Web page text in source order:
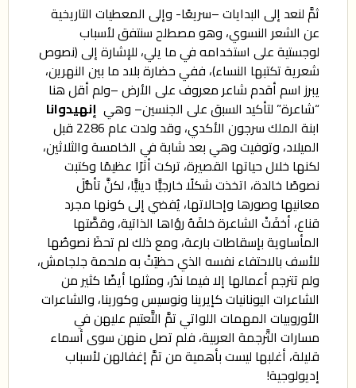
ثمَّ لنعد إلى البدايات –سريعًا- وإلى المعطيات التاريخية
عن الشعر النسوي، وهو مصطلح سنتفق لأسباب
لوجستية على استخدامه في ما يلي، للإشارة إلى (نصوص
شعرية تكتبها النساء)، ففي حضارة بلاد ما بين النهرين،
يبرز اسم أقدم شاعر معروف على الأرض –ولم أقل هنا
“شاعرة” لتأكيد السبق على الجنسين– وهي إنهيدوانا
ابنة الملك سرجون الأكدي، وقد ولدت عام 2286 قبل
الميلاد، وتوفيت وهي بعد شابة في الخامسة والثلاثين،
لكنها خلال حياتها القصيرة، تركت أثرًا عظيمًا وكتبت
نصوصًا خالدة، اتخذت شكلًا خارجيًّا دينيًّا، لكنَّ تأمُّلَ
معانيها وصورها وإحالاتها، يُفضي إلى كونها مجرد
قناع، أخفَتْ الشاعرة خلفَهُ رؤاها الذاتية، وقصَّتها
المأساوية بإسقاطات بارعة، ومع ذلك لم تحظَ نصوصُها
للأسف بالاحتفاء نفسه الذي حظيَتْ به ملحمة جلجامش،
ولم تترجم أعمالها إلا فيما ندُر، ومثلها أيضًا كثير من
الشاعرات اليونانيات كإيرينا ونوسيس وكورينا، والشاعرات
الأوروبيات المهمات اللواتي تمَّ التَّعتيم عليهن في
مسارات التَّرجمة العربية، فلم تصل منهن سوى أسماء
قليلة، أغلبها ليست بأهمية من تمَّ إغفالهن لأسباب
إديولوجية!